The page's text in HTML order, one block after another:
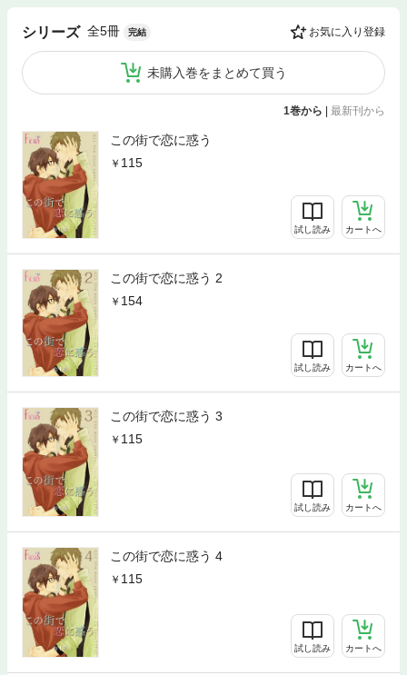
シリーズ 全5冊 完結 お気に入り登録
未購入巻をまとめて買う
1巻から | 最新刊から
この街で恋に惑う
115
試し読み カートへ
この街で恋に惑う 2
154
試し読み カートへ
この街で恋に惑う 3
115
試し読み カートへ
この街で恋に惑う 4
115
試し読み カートへ